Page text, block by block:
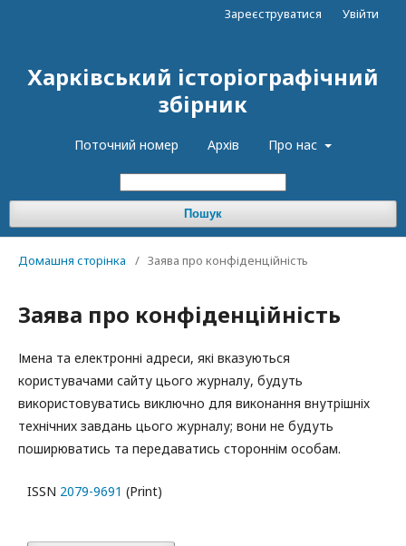
Харківський історіографічний
збірник
Поточний номер Архів Про нас
Пошук
Зареєструватися Увійти
Домашня сторінка / Заява про конфіденційність
Заява про конфіденційність
Імена та електронні адреси, які вказуються
користувачами сайту цього журналу, будуть
використовуватись виключно для виконання внутрішніх
технічних завдань цього журналу; вони не будуть
поширюватись та передаватись стороннім особам.
ISSN 2079-9691 (Print)